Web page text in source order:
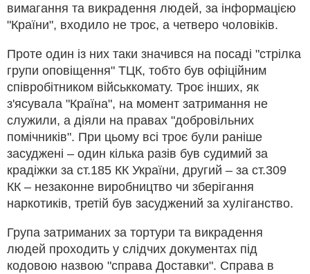
вимагання та викрадення людей, за інформацією
"Країни", входило не троє, а четверо чоловіків.
Проте один із них таки значився на посаді "стрілка
групи оповіщення" ТЦК, тобто був офіційним
співробітником військкомату. Троє інших, як
з'ясувала "Країна", на момент затримання не
служили, а діяли на правах "добровільних
помічників". При цьому всі троє були раніше
засуджені – один кілька разів був судимий за
крадіжки за ст.185 КК України, другий – за ст.309
КК – незаконне виробництво чи зберігання
наркотиків, третій був засуджений за хуліганство.
Група затриманих за тортури та викрадення
людей проходить у слідчих документах під
кодовою назвою "справа Доставки". Справа в